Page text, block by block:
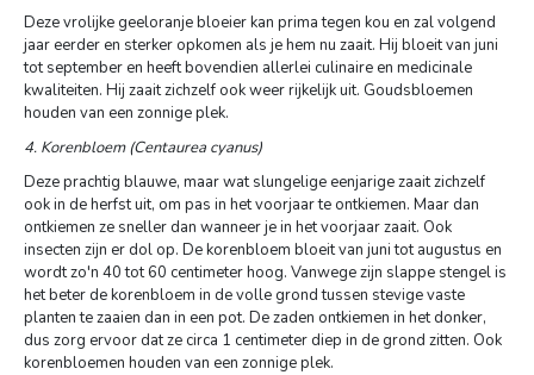
Deze vrolijke geeloranje bloeier kan prima tegen kou en zal volgend
jaar eerder en sterker opkomen als je hem nu zaait. Hij bloeit van juni
tot september en heeft bovendien allerlei culinaire en medicinale
kwaliteiten. Hij zaait zichzelf ook weer rijkelijk uit. Goudsbloemen
houden van een zonnige plek.
4. Korenbloem (Centaurea cyanus)
Deze prachtig blauwe, maar wat slungelige eenjarige zaait zichzelf
ook in de herfst uit, om pas in het voorjaar te ontkiemen. Maar dan
ontkiemen ze sneller dan wanneer je in het voorjaar zaait. Ook
insecten zijn er dol op. De korenbloem bloeit van juni tot augustus en
wordt zo'n 40 tot 60 centimeter hoog. Vanwege zijn slappe stengel is
het beter de korenbloem in de volle grond tussen stevige vaste
planten te zaaien dan in een pot. De zaden ontkiemen in het donker,
dus zorg ervoor dat ze circa 1 centimeter diep in de grond zitten. Ook
korenbloemen houden van een zonnige plek.